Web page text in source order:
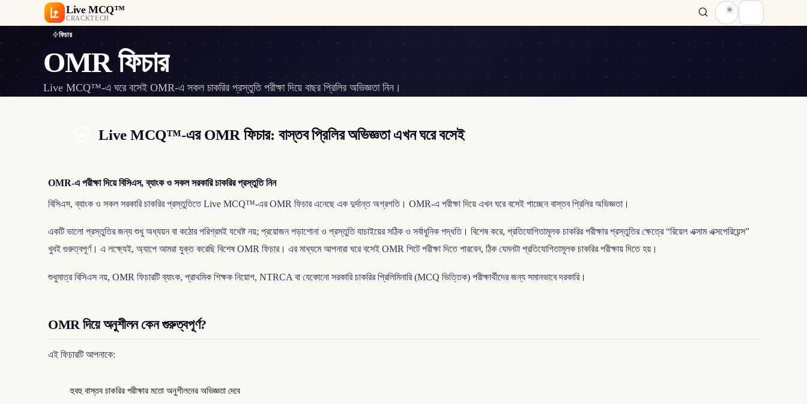
Live MCQ™
CRACKTECH
ফিচার
OMR ফিচার
Live MCQ™-এ ঘরে বসেই OMR-এ সকল চাকরির প্রস্তুতি পরীক্ষা দিয়ে বাছর প্রিলির অভিজ্ঞতা নিন।
Live MCQ™-এর OMR ফিচার: বাস্তব প্রিলির অভিজ্ঞতা এখন ঘরে বসেই
OMR-এ পরীক্ষা দিয়ে বিসিএস, ব্যাংক ও সকল সরকারি চাকরির প্রস্তুতি নিন
বিসিএস, ব্যাংক ও সকল সরকারি চাকরির প্রস্তুতিতে Live MCQ™-এর OMR ফিচার এনেছে এক দুর্দান্ত অগ্রগতি। OMR-এ পরীক্ষা দিয়ে এখন ঘরে বসেই পাচ্ছেন বাস্তব প্রিলির অভিজ্ঞতা।
একটি ভালো প্রস্তুতির জন্য শুধু অধ্যয়ন বা কঠোর পরিশ্রমই যথেষ্ট নয়; প্রয়োজন পড়াশোনা ও প্রস্তুতি যাচাইয়ের সঠিক ও সর্বাধুনিক পদ্ধতি। বিশেষ করে, প্রতিযোগিতামূলক চাকরির পরীক্ষার প্রস্তুতির ক্ষেত্রে “রিয়েল এক্সাম এক্সপেরিয়েন্স”
খুবই গুরুত্বপূর্ণ। এ লক্ষ্যেই, অ্যাপে আমরা যুক্ত করেছি বিশেষ OMR ফিচার। এর মাধ্যমে আপনারা ঘরে বসেই OMR শিটে পরীক্ষা দিতে পারবেন, ঠিক যেমনটা প্রতিযোগিতামূলক চাকরির পরীক্ষায় দিতে হয়।
শুধুমাত্র বিসিএস নয়, OMR ফিচারটি ব্যাংক, প্রাথমিক শিক্ষক নিয়োগ, NTRCA বা যেকোনো সরকারি চাকরির প্রিলিমিনারি (MCQ ভিত্তিক) পরীক্ষার্থীদের জন্য সমানভাবে দরকারি।
OMR দিয়ে অনুশীলন কেন গুরুত্বপূর্ণ?
এই ফিচারটি আপনাকে:
হুবহু বাস্তব চাকরির পরীক্ষার মতো অনুশীলনের অভিজ্ঞতা দেবে